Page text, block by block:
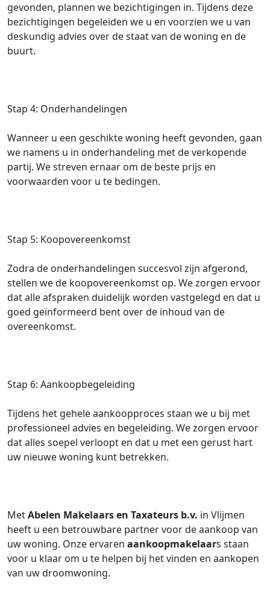
gevonden, plannen we bezichtigingen in. Tijdens deze
bezichtigingen begeleiden we u en voorzien we u van
deskundig advies over de staat van de woning en de
buurt.
Stap 4: Onderhandelingen
Wanneer u een geschikte woning heeft gevonden, gaan
we namens u in onderhandeling met de verkopende
partij. We streven ernaar om de beste prijs en
voorwaarden voor u te bedingen.
Stap 5: Koopovereenkomst
Zodra de onderhandelingen succesvol zijn afgerond,
stellen we de koopovereenkomst op. We zorgen ervoor
dat alle afspraken duidelijk worden vastgelegd en dat u
goed geïnformeerd bent over de inhoud van de
overeenkomst.
Stap 6: Aankoopbegeleiding
Tijdens het gehele aankoopproces staan we u bij met
professioneel advies en begeleiding. We zorgen ervoor
dat alles soepel verloopt en dat u met een gerust hart
uw nieuwe woning kunt betrekken.
MetAbelen Makelaars en Taxateurs b.v. in Vlijmen
heeft u een betrouwbare partner voor de aankoop van
uw woning. Onze ervaren aankoopmakelaars staan
voor u klaar om u te helpen bij het vinden en aankopen
van uw droomwoning.